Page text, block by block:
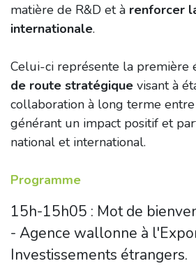
matière de R&D et à renforcer
internationale.
Celui-ci représente la première
de route stratégique visant à
collaboration à long terme
générant un impact positif et
national et international.
Programme
15h-15h05 : Mot de
- Agence wallonne à
Investissements étrangers.